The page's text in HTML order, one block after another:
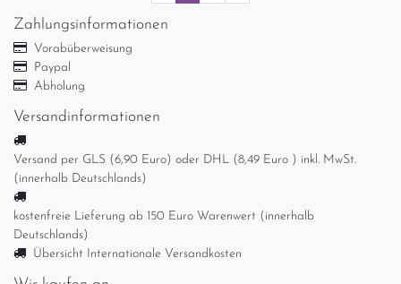
Zahlungsinformationen
Vorabüberweisung
Paypal
Abholung
Versandinformationen
Versand per GLS (6,90 Euro) oder DHL (8,49 Euro ) inkl. MwSt.
(innerhalb Deutschlands)
kostenfreie Lieferung ab 150 Euro Warenwert (innerhalb
Deutschlands)
Übersicht Internationale Versandkosten